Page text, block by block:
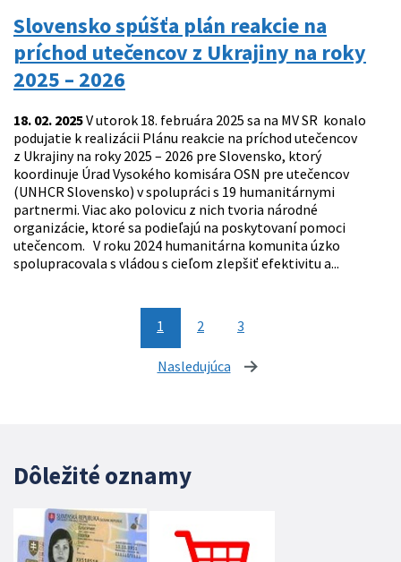
Slovensko spúšťa plán reakcie na
príchod utečencov z Ukrajiny na roky
2025 – 2026
18. 02. 2025V utorok 18. februára 2025 sa na MV SR konalo
podujatie k realizácii Plánu reakcie na príchod utečencov
z Ukrajiny na roky 2025 – 2026 pre Slovensko, ktorý
koordinuje Úrad Vysokého komisára OSN pre utečencov
(UNHCR Slovensko) v spolupráci s 19 humanitárnymi
partnermi. Viac ako polovicu z nich tvoria národné
organizácie, ktoré sa podieľajú na poskytovaní pomoci
utečencom. V roku 2024 humanitárna komunita úzko
spolupracovala s vládou s cieľom zlepšiť efektivitu a...
1 2 3
Nasledujúca stránka
Dôležité oznamy